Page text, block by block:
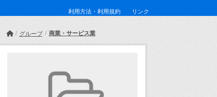
利用方法・利用規約 リンク
グループ 商業・サービス業